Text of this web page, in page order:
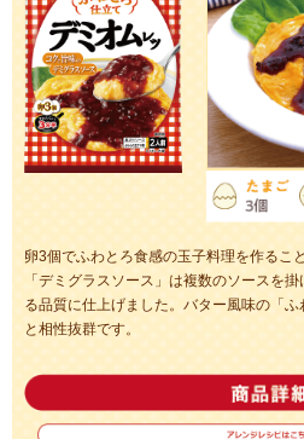
卵3個でふわとろ食感の玉子料理を作るこ
「デミグラスソース」は複数のソースを
る品質に仕上げました。バター風味の「
と相性抜群です。